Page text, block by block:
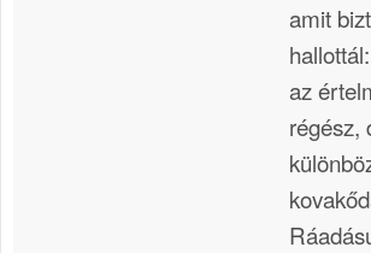
amit
az
régész,